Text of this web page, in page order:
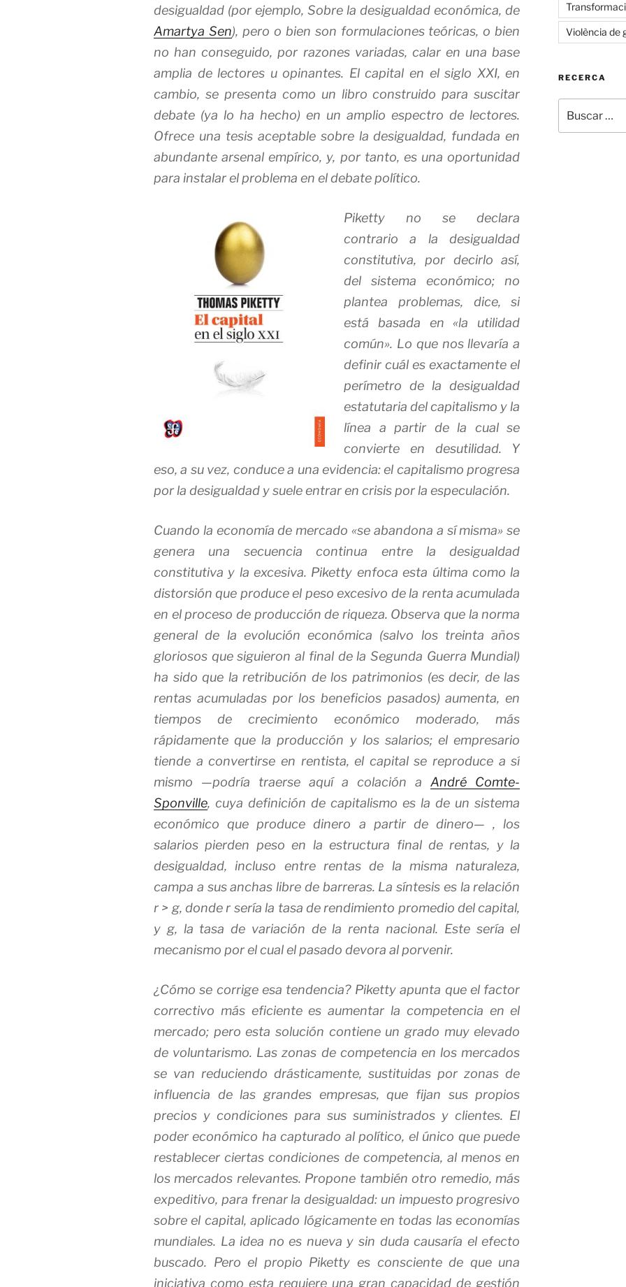
desigualdad (por ejemplo,Sobre la desigualdad económica, de
Amartya Sen), pero o bien son formulaciones teóricas, o bien
no han conseguido, por razones variadas, calar en una base
amplia de lectores u opinantes. El capital en el siglo XXI, en
cambio, se presenta como un libro construido para suscitar
debate (ya lo ha hecho) en un amplio espectro de lectores.
Ofrece una tesis aceptable sobre la desigualdad, fundada en
abundante arsenal empírico, y, por tanto, es una oportunidad
para instalar el problema en el debate político.
Piketty no se declara
contrario a la desigualdad
constitutiva, por decirlo así,
del sistema económico; no
plantea problemas, dice, si
está basada en «la utilidad
común». Lo que nos llevaría a
definir cuál es exactamente el
perímetro de la desigualdad
estatutaria del capitalismo y la
línea a partir de la cual se
convierte en desutilidad. Y
eso, a su vez, conduce a una evidencia: el capitalismo progresa
por la desigualdad y suele entrar en crisis por la especulación.
Cuando la economía de mercado «se abandona a sí misma» se
genera una secuencia continua entre la desigualdad
constitutiva y laexcesiva. Piketty enfoca esta última como la
distorsión que produce el peso excesivo de la renta acumulada
en el proceso de producción de riqueza. Observa que la norma
general de la evolución económica (salvo los treinta años
gloriosos que siguieron al final de la Segunda Guerra Mundial)
ha sido que la retribución de los patrimonios (es decir, de las
rentas acumuladas por los beneficios pasados) aumenta, en
tiempos de crecimiento económico moderado, más
rápidamente que la producción y los salarios; el empresario
tiende a convertirse en rentista, el capital se reproduce a sí
mismo —podría traerse aquí a colación aAndré Comte-
Sponville, cuya definición de capitalismo es la de un sistema
económico que produce dinero a partir de dinero— , los
salarios pierden peso en la estructura final de rentas, y la
desigualdad, incluso entre rentas de la misma naturaleza,
campa a sus anchas libre de barreras. La síntesis es la relación
r > g, donde r sería la tasa de rendimiento promedio del capital,
y g, la tasa de variación de la renta nacional. Este sería el
mecanismo por el cual el pasado devora al porvenir.
¿Cómo se corrige esa tendencia? Piketty apunta que el factor
correctivo más eficiente es aumentar la competencia en el
mercado; pero esta solución contiene un grado muy elevado
de voluntarismo. Las zonas de competencia en los mercados
se van reduciendo drásticamente, sustituidas por zonas de
influencia de las grandes empresas, que fijan sus propios
precios y condiciones para sus suministrados y clientes. El
poder económico hacapturado al político, el único que puede
restablecer ciertas condiciones de competencia, al menos en
los mercados relevantes. Propone también otro remedio, más
expeditivo, para frenar la desigualdad: un impuesto progresivo
sobre el capital, aplicado lógicamente en todas las economías
mundiales. La idea no es nueva y sin duda causaría el efecto
buscado. Pero el propio Piketty es consciente de que una
iniciativa como esta requiere una gran capacidad de gestión
Violència de
RECERCA
por: